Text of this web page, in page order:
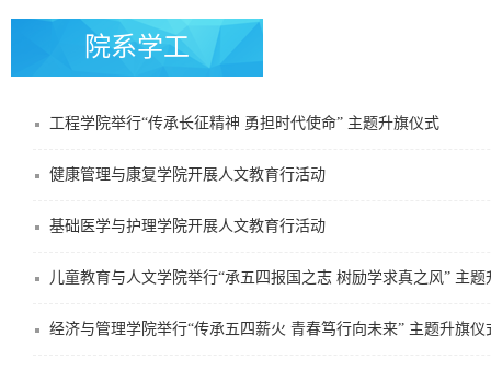
院系学工
工程学院举行“传承长征精神 勇担时代使命” 主题升旗仪式
健康管理与康复学院开展人文教育行活动
基础医学与护理学院开展人文教育行活动
儿童教育与人文学院举行“承五四报国之志 树励学求真之风” 主题
经济与管理学院举行“传承五四薪火 青春笃行向未来” 主题升旗仪